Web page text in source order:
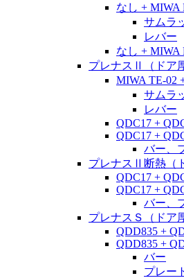
なし + MIWA
サムラ
レバー
なし + MIWA
プレナスⅡ（ドア厚
MIWA TE-02
サムラ
レバー
QDC17 +
QDC17 +
バー、
プレナスⅡ断熱（
QDC17 +
QDC17 +
バー、
プレナスＳ（ドア
QDD835 +
QDD835 +
バー
プレー